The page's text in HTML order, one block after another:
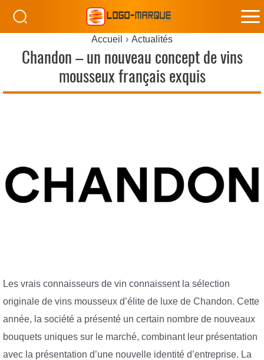
Accueil Actualités
Chandon – un nouveau concept de vins
mousseux français exquis
Les vrais connaisseurs de vin connaissent la sélection
originale de vins mousseux d’élite de luxe de Chandon. Cette
année, la société a présenté un certain nombre de nouveaux
bouquets uniques sur le marché, combinant leur présentation
avec la présentation d’une nouvelle identité d’entreprise. La